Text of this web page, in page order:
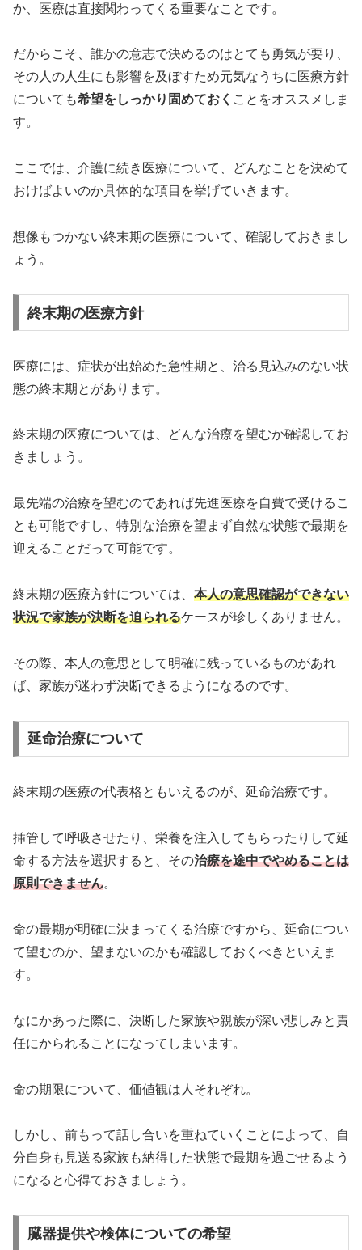
か、医療は直接関わってくる重要なことです。
だからこそ、誰かの意志で決めるのはとても勇気が要り、
その人の人生にも影響を及ぼすため元気なうちに医療方針
についても希望をしっかり固めておく ことをオススメしま
す。
ここでは、介護に続き医療について、どんなことを決めて
おけばよいのか具体的な項目を挙げていきます。
想像もつかない終末期の医療について、確認しておきまし
ょう。
終末期の医療方針
医療には、症状が出始めた急性期と、治る見込みのない状
態の終末期とがあります。
終末期の医療については、どんな治療を望むか確認してお
きましょう。
最先端の治療を望むのであれば先進医療を自費で受けるこ
とも可能ですし、特別な治療を望まず自然な状態で最期を
迎えることだって可能です。
終末期の医療方針については、 本人の意思確認ができない
状況で家族が決断を迫られるケースが珍しくありません。
その際、本人の意思として明確に残っているものがあれ
ば、家族が迷わず決断できるようになるのです。
延命治療について
終末期の医療の代表格ともいえるのが、延命治療です。
挿管して呼吸させたり、栄養を注入してもらったりして延
命する方法を選択すると、その治療を途中でやめることは
原則できません。
命の最期が明確に決まってくる治療ですから、延命につい
て望むのか、望まないのかも確認しておくべきといえま
す。
なにかあった際に、決断した家族や親族が深い悲しみと責
任にかられることになってしまいます。
命の期限について、価値観は人それぞれ。
しかし、前もって話し合いを重ねていくことによって、自
分自身も見送る家族も納得した状態で最期を過ごせるよう
になると心得ておきましょう。
臓器提供や検体についての希望